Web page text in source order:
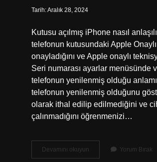
Tarih: Aralık 28, 2024
Kutusu açılmış iPhone nasıl
telefonun kutusundaki Apple
onayladığını ve Apple onaylı
Seri numarası ayarlar menüsünde
telefonun yenilenmiş olduğu
telefonun yenilenmiş olduğunu
olarak ithal edilip edilmediğini ve
çalınmadığını öğrenmenizi…
Devamını okuyun
Açılmamış
Yorum Bırak